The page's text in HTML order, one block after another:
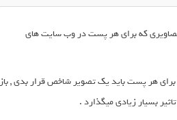
که برای هر پست در وب سایت های
برای هر پست باید یک تصویر شاخص قرار بدی , باز
بسیار زیادی میگذارد .